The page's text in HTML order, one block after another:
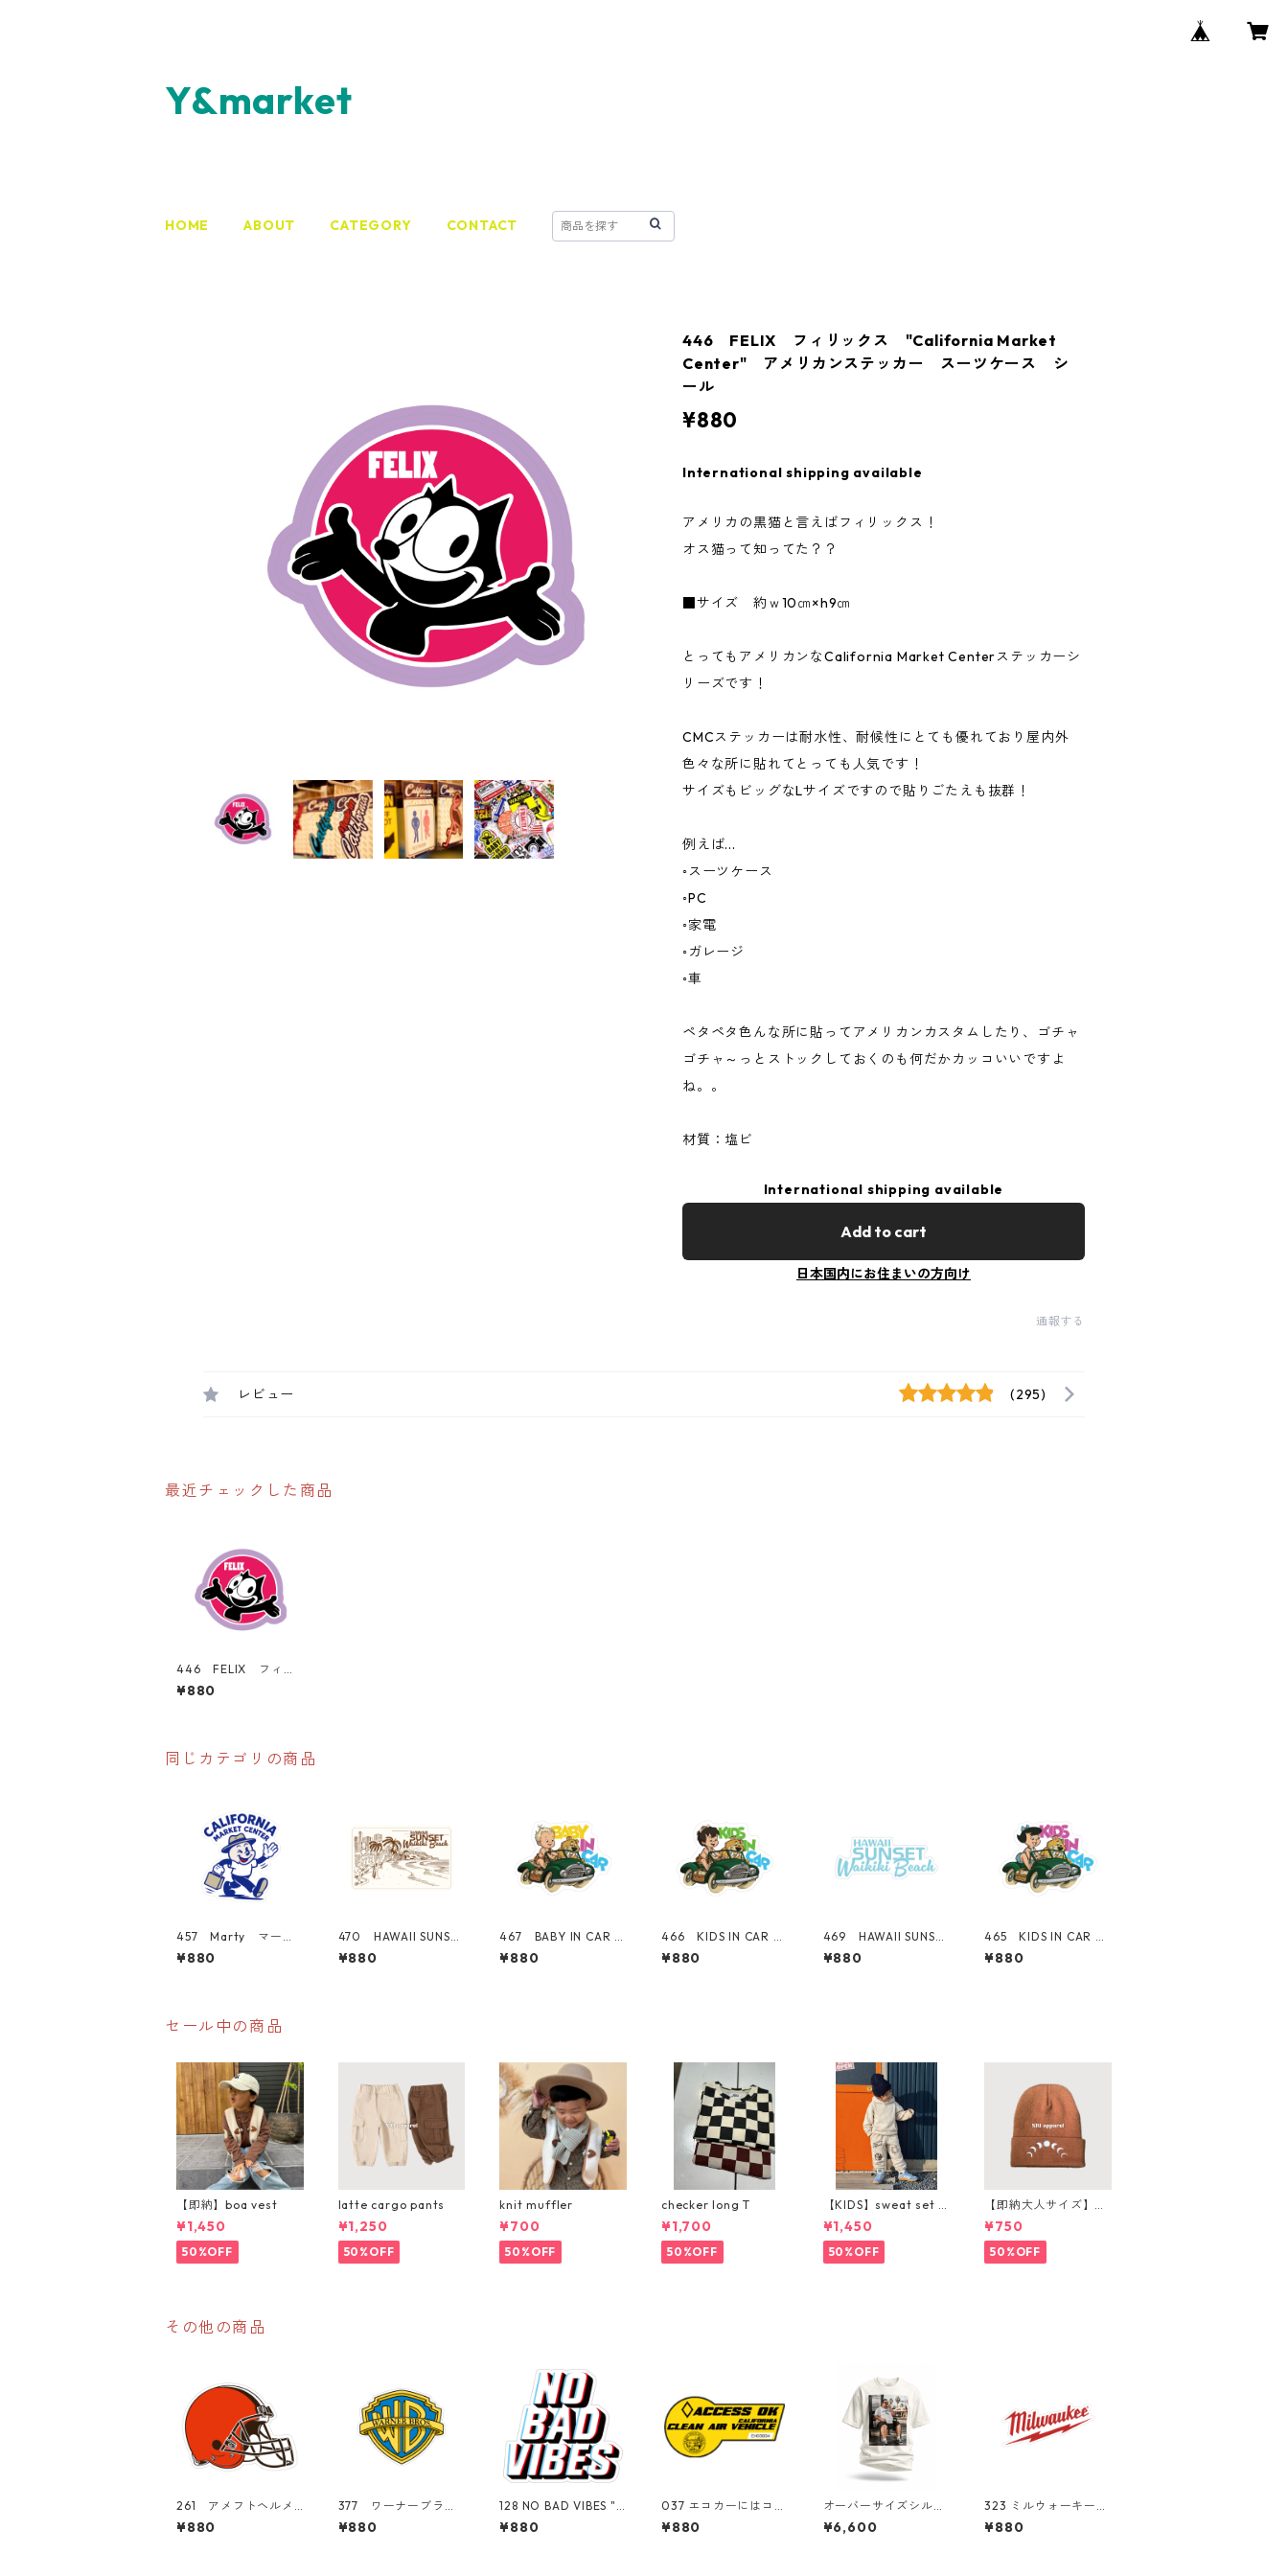
Y&market
HOME ABOUT CATEGORY CONTACT
446 FELIX フィリックス "California Market
Center" アメリカンステッカー スーツケース シ
ール
¥880
International shipping available
アメリカの黒猫と言えばフィリックス！
オス猫って知ってた？？
■サイズ 約ｗ10㎝×h9㎝
とってもアメリカンなCalifornia Market Centerステッカーシ
リーズです！
CMCステッカーは耐水性、耐候性にとても優れており屋内外
色々な所に貼れてとっても人気です！
サイズもビッグなLサイズですので貼りごたえも抜群！
例えば...
◦スーツケース
◦PC
◦家電
◦ガレージ
◦車
ペタペタ色んな所に貼ってアメリカンカスタムしたり、ゴチャ
ゴチャ～っとストックしておくのも何だかカッコいいですよ
ね。。
材質：塩ビ
International shipping available
Add to cart
日本国内にお住まいの方向け
通報する
レビュー (295)
最近チェックした商品
446 FELIX フィリ
ックス "California
Market Center" ア
¥880
同じカテゴリの商品
457 Marty マーテ
ィー "California
Market Center" ア
¥880
470 HAWAII SUNSET
シリーズ！ WAIKIKI
BEACH "Californi
¥880
467 BABY IN CAR 赤
ちゃん "California
Market Center" ア
¥880
466 KIDS IN CAR bo
y 男の子 "California
Market Center" ア
¥880
469 HAWAII SUNSET
シリーズ！ WAIKIKI
BEACH ロゴ 【ブル
¥880
465 KIDS IN CAR Gi
rl 女の子 "Californi
a Market Center"
¥880
セール中の商品
【即納】boa vest
¥1,450
50%OFF
latte cargo pants
¥1,250
50%OFF
knit muffler
¥700
50%OFF
checker long T
¥1,700
50%OFF
【KIDS】sweat set u
p パンツ購入ページ
¥1,450
50%OFF
【即納大人サイズ】m
oon beanie
¥750
50%OFF
その他の商品
261 アメフトヘルメ
ット "California Mar
ket Center" アメリ
¥880
377 ワーナーブラザ
ーズ Warner Bros.
"California Market
¥880
128 NO BAD VIBES "C
alifornia Market Cen
ter" アメリカンステ
¥880
037 エコカーにはコ
レ！YELLOW"Califor
nia Market Cente
¥880
オーバーサイズシルエ
ット LOS ANGELES
BUS STOP PHOTO TE
¥6,600
323 ミルウォーキー
"California Market C
enter" アメリカンス
¥880